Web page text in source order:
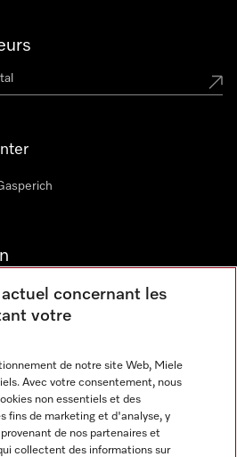
concernant les
votre
de notre site Web, Miele
Avec votre consentement, nous
non essentiels et des
fins de marketing et d'analyse, y
de nos partenaires et
collectent des informations sur